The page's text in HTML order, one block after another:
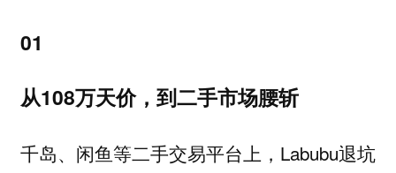
01
从108万天价，到二手市场腰斩
千岛、闲鱼等二手交易平台上，Labubu退坑